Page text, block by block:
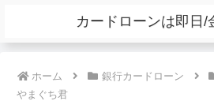
カードローンは即日/
ホーム 銀行カードローン
やまぐち君